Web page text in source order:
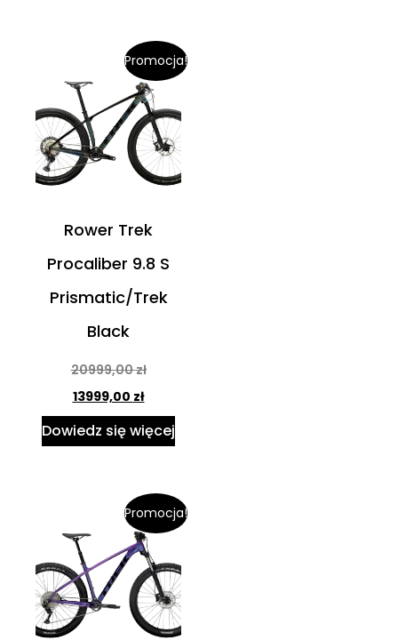
Promocja!
Rower Trek
Procaliber 9.8 S
Prismatic/Trek
Black
20999,00zł
13999,00 zł
Dowiedz się więcej
Promocja!